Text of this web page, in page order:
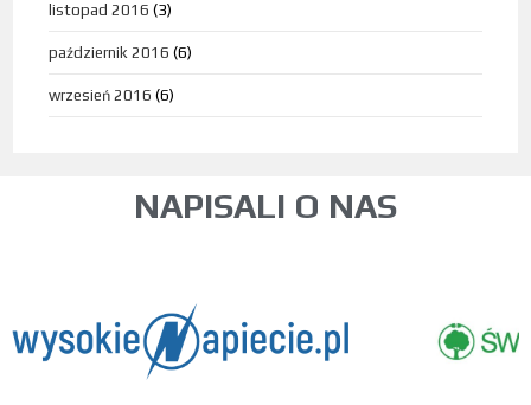
listopad 2016 (3)
październik 2016 (6)
wrzesień 2016 (6)
NAPISALI O NAS